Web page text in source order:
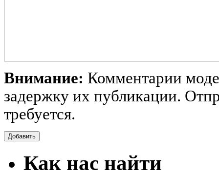
Внимание: Комментарии
задержку их публикации.
требуется.
Как нас найти